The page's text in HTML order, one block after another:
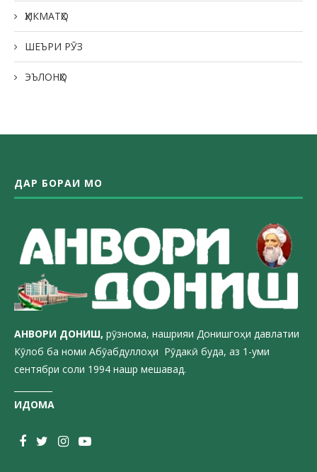
ҲИКМАТҲО
ШЕЪРИ РӮЗ
ЭЪЛОНҲО
ДАР БОРАИ МО
АНВОРИ ДОНИШ, рӯзнома, нашрияи Донишгоҳи давлатии
Кӯлоб ба номи Абӯабдуллоҳи Рӯдакӣ буда, аз 1-уми
сентябри соли 1994 нашр мешавад.
ИДОМА